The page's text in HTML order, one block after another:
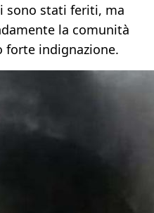
sono stati feriti, ma
la comunità
forte indignazione.